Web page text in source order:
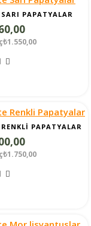
SARI PAPATYALAR
RENKLI PAPATYALAR